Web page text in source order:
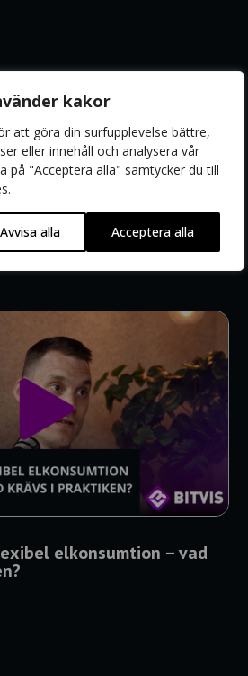
kakor
att göra din surfupplevelse bättre,
eller innehåll och analysera vår
på "Acceptera alla" samtycker du till
Avvisa alla Acceptera alla
elhandeln bli mer som
elkonsumtion – vad